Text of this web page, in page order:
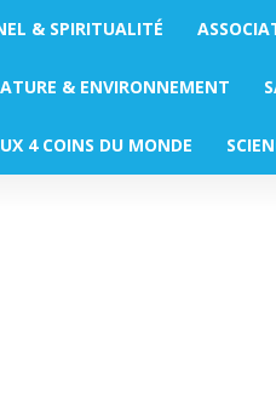
& SPIRITUALITÉ
& ENVIRONNEMENT
4 COINS DU MONDE